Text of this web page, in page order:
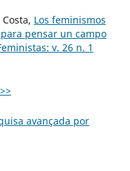
Los feminismos
pensar un campo
v. 26 n. 1
>>
avançada por